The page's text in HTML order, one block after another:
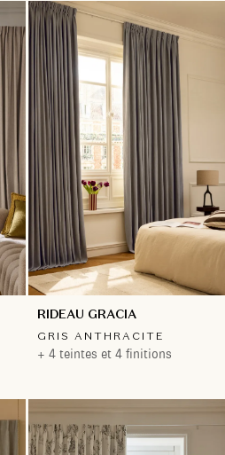
RIDEAU GRACIA
GRIS ANTHRACITE
+ 4 teintes et 4 finitions